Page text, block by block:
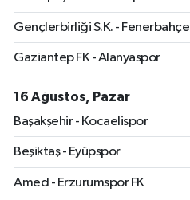
Gençlerbirliği S.K. - Fenerbahçe
Gaziantep FK - Alanyaspor
16 Ağustos, Pazar
Başakşehir - Kocaelispor
Beşiktaş - Eyüpspor
Amed - Erzurumspor FK